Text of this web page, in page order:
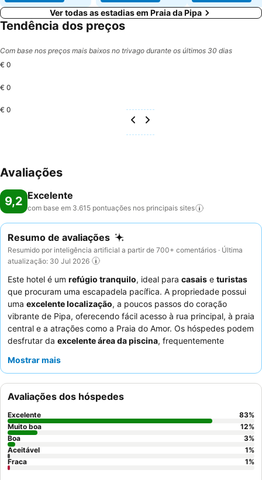
Ver todas as estadias em Praia da Pipa
Tendência dos preços
Com base nos preços mais baixos no trivago durante os últimos 30 dias
€ 0
€ 0
€ 0
Avaliações
9,2 Excelente
com base em 3.615 pontuações nos principais sites
Resumo de avaliações
Resumido por inteligência artificial a partir de 700+ comentários · Última
atualização: 30 Jul 2026
Este hotel é um refúgio tranquilo, ideal para casais e turistas
que procuram uma escapadela pacífica. A propriedade possui
uma excelente localização, a poucos passos do coração
vibrante de Pipa, oferecendo fácil acesso à rua principal, à praia
central e a atrações como a Praia do Amor. Os hóspedes podem
desfrutar da excelente área da piscina, frequentemente
várias profundidades e um jacuzzi relaxante. Os hóspedes
elogiam o
buffet de pequeno-almoço
qualidade. Para uma experiência verdadeiramente relaxante,
considere os quartos com varanda ou terraço, completos com
redes.
Mostrar mais
Avaliações dos hóspedes
Excelente 83%
Muito boa
12%
Boa
3%
Aceitável
1%
Fraca
1%